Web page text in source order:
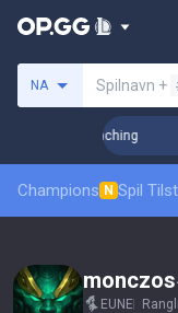
NA Spilnavn +
Coaching
Champions N Spil
monczos
EUNE